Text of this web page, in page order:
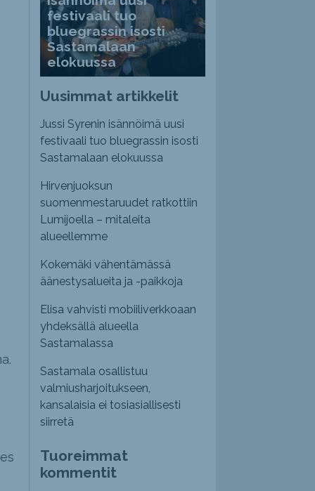
festivaali tuo
bluegrassin isosti
Sastamalaan
elokuussa
Uusimmat artikkelit
Jussi Syrenin isännöimä uusi
festivaali tuo bluegrassin isosti
Sastamalaan elokuussa
Hirvenjuoksun
suomenmestaruudet ratkottiin
Lumijoella – mitaleita
alueellemme
Kokemäki vähentämässä
äänestysalueita ja -paikkoja
Elisa vahvisti mobiiliverkkoaan
yhdeksällä alueella
Sastamalassa
Sastamala osallistuu
valmiusharjoitukseen,
kansalaisia ei tosiasiallisesti
siirretä
Tuoreimmat
kommentit